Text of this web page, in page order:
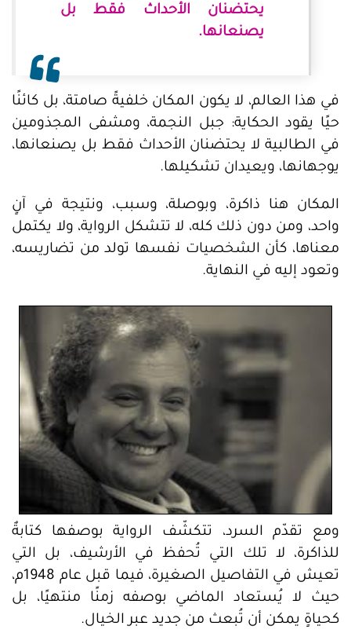
يحتضنان الأحداث فقط بل
يصنعانها.
في هذا العالم، لا يكون المكان خلفيةً صامتة، بل كائنًا
حيًا يقود الحكاية: جبل النجمة، ومشفى المجذومين
في الطالبية لا يحتضنان الأحداث فقط بل يصنعانها،
يوجهانها، ويعيدان تشكيلها.
المكان هنا ذاكرة، وبوصلة، وسبب، ونتيجة في آنٍ
واحد، ومن دون ذلك كله، لا تتشكل الرواية، ولا يكتمل
معناها، كأن الشخصيات نفسها تولد من تضاريسه،
وتعود إليه في النهاية.
ومع تقدّم السرد، تتكشّف الرواية بوصفها كتابةٌ
للذاكرة، لا تلك التي تُحفظ في الأرشيف، بل التي
تعيش في التفاصيل الصغيرة، فيما قبل عام 1948م،
حيث لا يُستعاد الماضي بوصفه زمنًا منتهيًا، بل
كحياةٍ يمكن أن تُبعث من جديد عبر الخيال.